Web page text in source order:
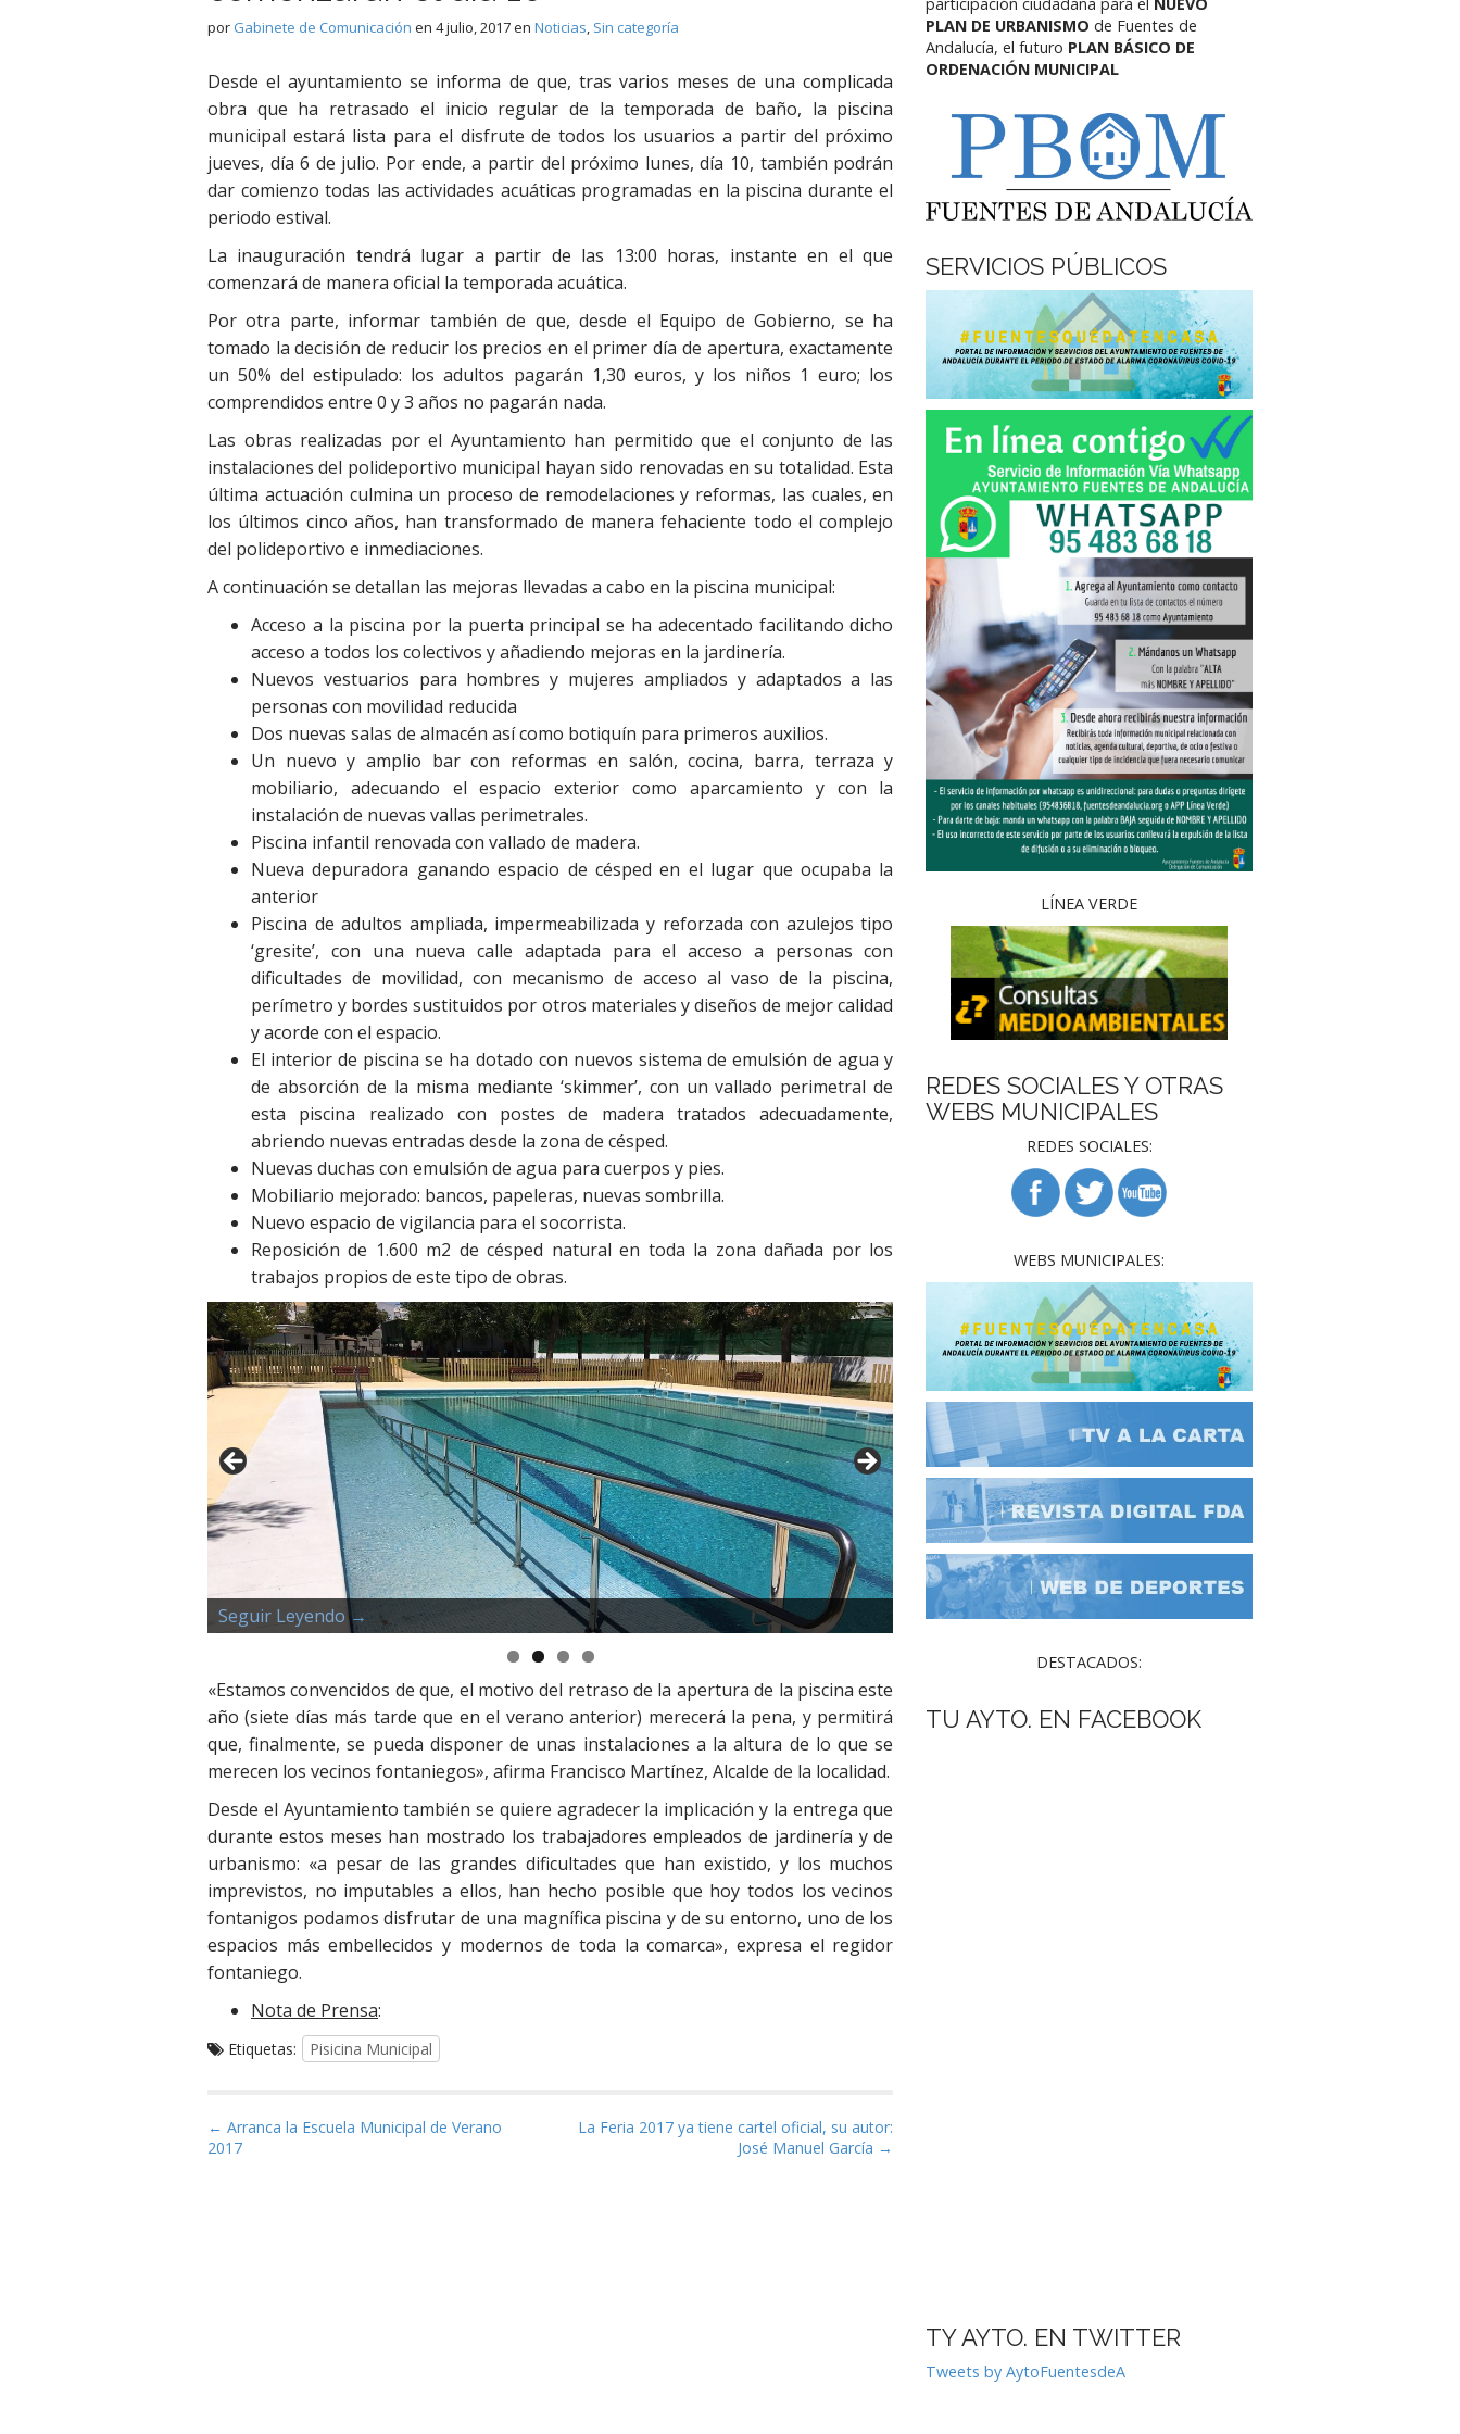
por Gabinete de Comunicación en 4 julio, 2017en Noticias, Sin categoría
Desde el ayuntamiento se informa de que, tras varios meses de una complicada
obra que ha retrasado el inicio regular de la temporada de baño, la piscina
municipal estará lista para el disfrute de todos los usuarios a partir del próximo
jueves, día 6 de julio. Por ende, a partir del próximo lunes, día 10, también podrán
dar comienzo todas las actividades acuáticas programadas en la piscina durante el
periodo estival.
La inauguración tendrá lugar a partir de las 13:00 horas, instante en el que
comenzará de manera oficial la temporada acuática.
Por otra parte, informar también de que, desde el Equipo de Gobierno, se ha
tomado la decisión de reducir los precios en el primer día de apertura, exactamente
un 50% del estipulado: los adultos pagarán 1,30 euros, y los niños 1 euro; los
comprendidos entre 0 y 3 años no pagarán nada.
Las obras realizadas por el Ayuntamiento han permitido que el conjunto de las
instalaciones del polideportivo municipal hayan sido renovadas en su totalidad. Esta
última actuación culmina un proceso de remodelaciones y reformas, las cuales, en
los últimos cinco años, han transformado de manera fehaciente todo el complejo
del polideportivo e inmediaciones.
A continuación se detallan las mejoras llevadas a cabo en la piscina municipal:
Acceso a la piscina por la puerta principal se ha adecentado facilitando dicho
acceso a todos los colectivos y añadiendo mejoras en la jardinería.
Nuevos vestuarios para hombres y mujeres ampliados y adaptados a las
personas con movilidad reducida
Dos nuevas salas de almacén así como botiquín para primeros auxilios.
Un nuevo y amplio bar con reformas en salón, cocina, barra, terraza y
mobiliario, adecuando el espacio exterior como aparcamiento y con la
instalación de nuevas vallas perimetrales.
Piscina infantil renovada con vallado de madera.
Nueva depuradora ganando espacio de césped en el lugar que ocupaba la
anterior
Piscina de adultos ampliada, impermeabilizada y reforzada con azulejos tipo
‘gresite’, con una nueva calle adaptada para el acceso a personas con
dificultades de movilidad, con mecanismo de acceso al vaso de la piscina,
perímetro y bordes sustituidos por otros materiales y diseños de mejor calidad
y acorde con el espacio.
El interior de piscina se ha dotado con nuevos sistema de emulsión de agua y
de absorción de la misma mediante ‘skimmer’, con un vallado perimetral de
esta piscina realizado con postes de madera tratados adecuadamente,
abriendo nuevas entradas desde la zona de césped.
Nuevas duchas con emulsión de agua para cuerpos y pies.
Mobiliario mejorado: bancos, papeleras, nuevas sombrilla.
Nuevo espacio de vigilancia para el socorrista.
Reposición de 1.600 m2 de césped natural en toda la zona dañada por los
trabajos propios de este tipo de obras.
Seguir Leyendo →
Seguir Leyendo →
Seguir Leyendo →
Seguir Leyendo →
«Estamos convencidos de que, el motivo del retraso de la apertura de la piscina este
año (siete días más tarde que en el verano anterior) merecerá la pena, y permitirá
que, finalmente, se pueda disponer de unas instalaciones a la altura de lo que se
merecen los vecinos fontaniegos», afirma Francisco Martínez, Alcalde de la localidad.
Desde el Ayuntamiento también se quiere agradecer la implicación y la entrega que
durante estos meses han mostrado los trabajadores empleados de jardinería y de
urbanismo: «a pesar de las grandes dificultades que han existido, y los muchos
imprevistos, no imputables a ellos, han hecho posible que hoy todos los vecinos
fontanigos podamos disfrutar de una magnífica piscina y de su entorno, uno de los
espacios más embellecidos y modernos de toda la comarca», expresa el regidor
fontaniego.
Nota de Prensa:
Etiquetas: Pisicina Municipal
Navegación de entradas
← Arranca la Escuela Municipal de Verano
2017
La Feria 2017 ya tiene cartel oficial, su autor:
José Manuel García →
PLAN DE URBANISMOde Fuentes de
Andalucía, el futuro PLAN BÁSICO DE
ORDENACIÓN MUNICIPAL
SERVICIOS PÚBLICOS
LÍNEA VERDE
REDES SOCIALES Y OTRAS
WEBS MUNICIPALES
REDES SOCIALES:
WEBS MUNICIPALES:
DESTACADOS:
TU AYTO. EN FACEBOOK
TY AYTO. EN TWITTER
Tweets by AytoFuentesdeA